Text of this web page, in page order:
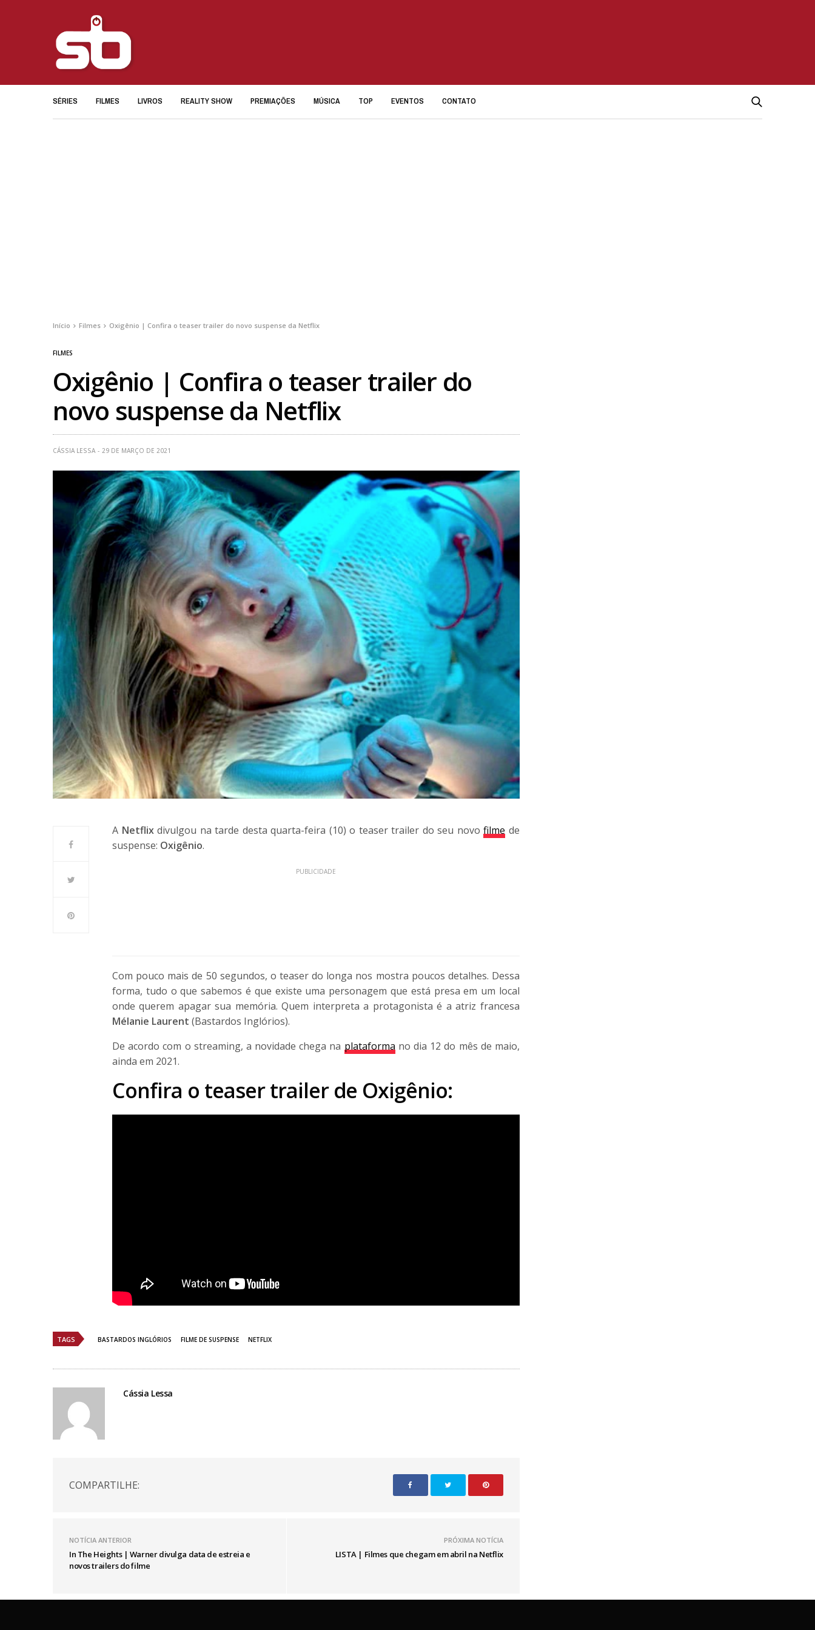
SÉRIES FILMES LIVROS REALITY SHOW PREMIAÇÕES MÚSICA TOP EVENTOS CONTATO
Início Filmes Oxigênio | Confira o teaser trailer do novo suspense da Netflix
FILMES
Oxigênio | Confira o teaser trailer do
novo suspense da Netflix
CÁSSIA LESSA 29 DE MARÇO DE 2021
A Netflixdivulgou na tarde desta quarta-feira (10) o teaser trailer do seu novofilme de
suspense: Oxigênio.
PUBLICIDADE
Com pouco mais de 50 segundos, o teaser do longa nos mostra poucos detalhes. Dessa
forma, tudo o que sabemos é que existe uma personagem que está presa em um local
onde querem apagar sua memória. Quem interpreta a protagonista é a atriz francesa
Mélanie Laurent (Bastardos Inglórios).
De acordo com o streaming, a novidade chega na plataformano dia 12 do mês de maio,
ainda em 2021.
Confira o teaser trailer de Oxigênio:
TAGS BASTARDOS INGLÓRIOS FILME DE SUSPENSE NETFLIX
Cássia Lessa
COMPARTILHE:
NOTÍCIA ANTERIOR
In The Heights | Warner divulga data de estreia e
novos trailers do filme
PRÓXIMA NOTÍCIA
LISTA | Filmes que chegam em abril na Netflix